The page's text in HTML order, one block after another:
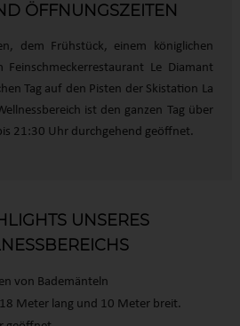
ÖFFNUNGSZEITEN
dem Frühstück, einem königlichen
Le Diamant
Tag auf den Pisten der Skistation La
ist den ganzen Tag über
21:30 Uhr durchgehend geöffnet.
UNSERES
von Bademänteln
Meter lang und 10 Meter breit.